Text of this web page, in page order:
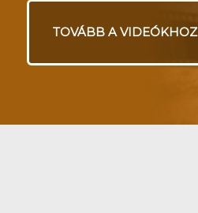
TOVÁBB A VIDEÓKHOZ